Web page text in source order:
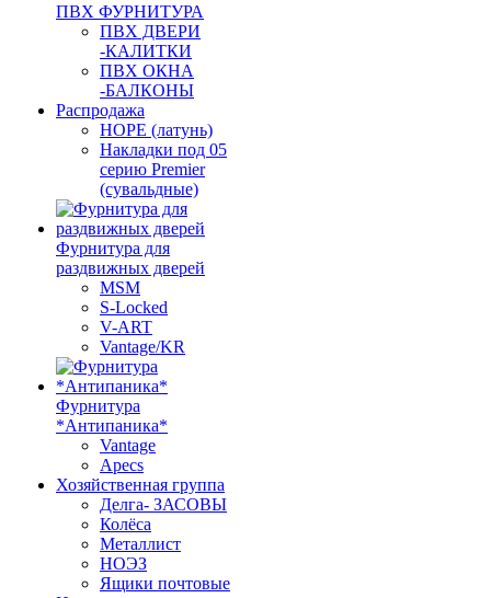
ПВХ ФУРНИТУРА
ПВХ ДВЕРИ
-КАЛИТКИ
ПВХ ОКНА
-БАЛКОНЫ
Распродажа
HOPE (латунь)
Накладки под 05
серию Premier
(сувальдные)
Фурнитура для
раздвижных дверей
MSM
S-Locked
V-ART
Vantage/KR
Фурнитура
*Антипаника*
Vantage
Apecs
Хозяйственная группа
Делга- ЗАСОВЫ
Колёса
Металлист
НОЭЗ
Ящики почтовые